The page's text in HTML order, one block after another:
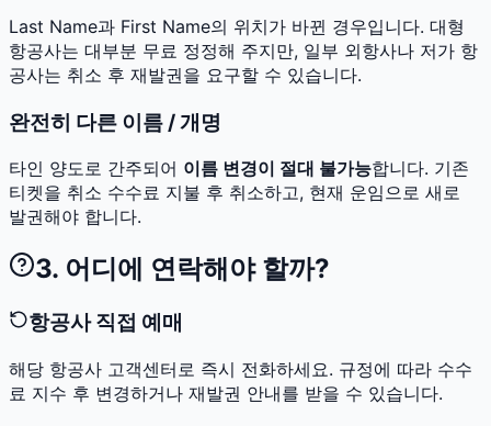
Last Name과 First Name의 위치가 바뀐 경우입니다. 대형
항공사는 대부분 무료 정정해 주지만, 일부 외항사나 저가 항
공사는 취소 후 재발권을 요구할 수 있습니다.
완전히 다른 이름 / 개명
타인 양도로 간주되어 이름 변경이 절대 불가능합니다. 기존
티켓을 취소 수수료 지불 후 취소하고, 현재 운임으로 새로
발권해야 합니다.
3. 어디에 연락해야 할까?
항공사 직접 예매
해당 항공사 고객센터로 즉시 전화하세요. 규정에 따라 수수
료 지수 후 변경하거나 재발권 안내를 받을 수 있습니다.